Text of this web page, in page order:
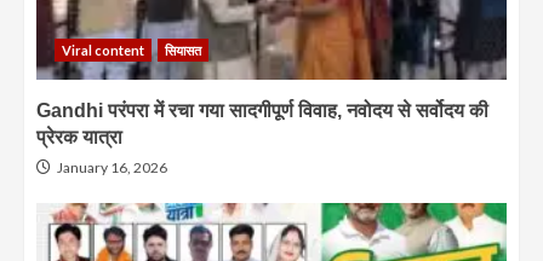
Viral content सियासत
Gandhi परंपरा में रचा गया सादगीपूर्ण विवाह, नवोदय से सर्वोदय की
प्रेरक यात्रा
January 16, 2026